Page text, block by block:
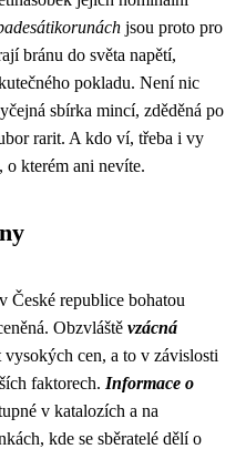
jsou proto pro
bránu do světa napětí,
pokladu. Není nic
sbírka mincí, zděděná po
rarit. A kdo ví, třeba i vy
o kterém ani nevíte.
České republice bohatou
Obzvláště vzácná
vysokých cen, a to v závislosti
faktorech. Informace o
v katalozích a na
kde se sběratelé dělí o